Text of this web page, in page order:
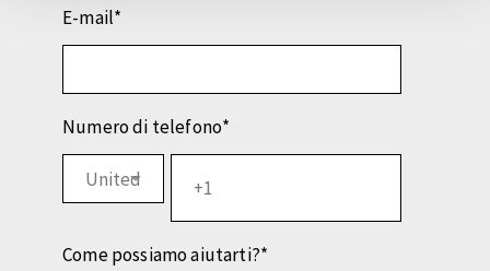
E-mail*
Numero di telefono*
Come possiamo aiutarti?*